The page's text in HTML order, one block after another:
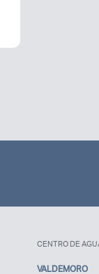
CENTRO DE
VALDEMORO